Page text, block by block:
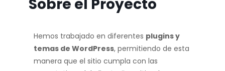
Sobre el Proyecto
Hemos trabajado en diferentes plugins y
temas de WordPress, permitiendo de esta
manera que el sitio cumpla con las